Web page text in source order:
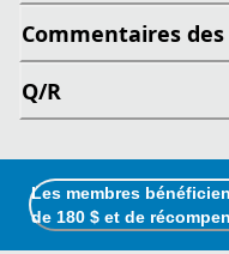
Commentaires
Q/R
Les membres
de 180 $ et de